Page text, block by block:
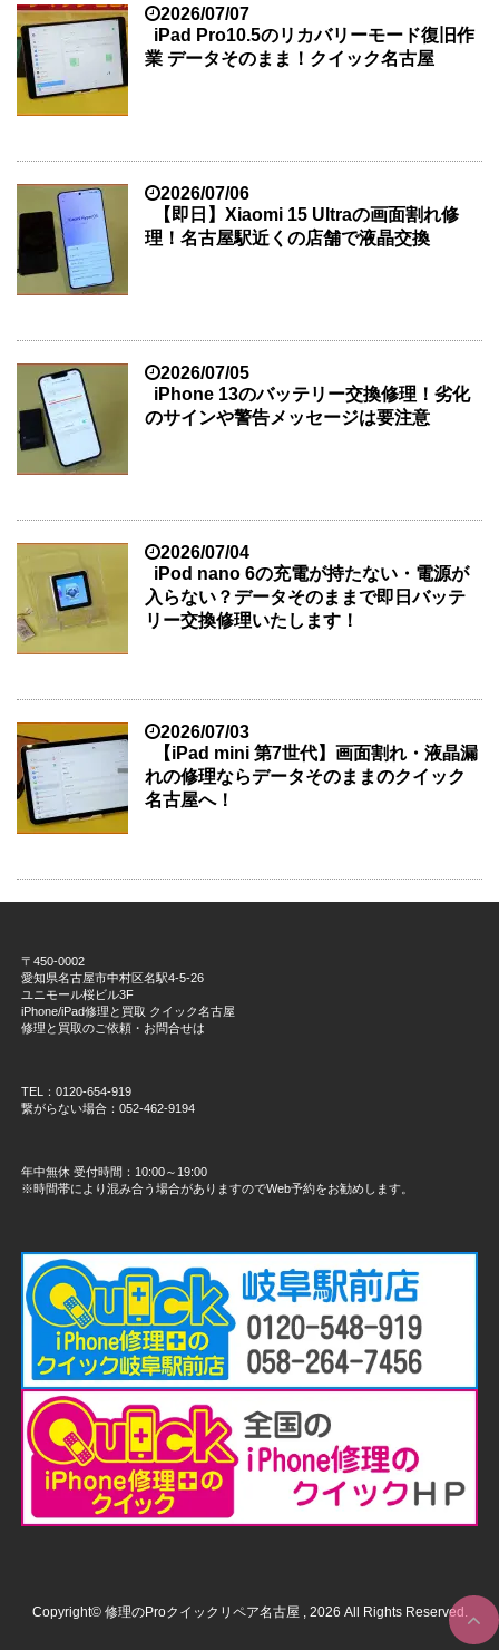
2026/07/07
iPad Pro10.5のリカバリーモード復旧作
業 データそのまま！クイック名古屋
2026/07/06
【即日】Xiaomi 15 Ultraの画面割れ修
理！名古屋駅近くの店舗で液晶交換
2026/07/05
iPhone 13のバッテリー交換修理！劣化
のサインや警告メッセージは要注意
2026/07/04
iPod nano 6の充電が持たない・電源が
入らない？データそのままで即日バッテ
リー交換修理いたします！
2026/07/03
【iPad mini 第7世代】画面割れ・液晶漏
れの修理ならデータそのままのクイック
名古屋へ！
〒450-0002
愛知県名古屋市中村区名駅4-5-26
ユニモール桜ビル3F
iPhone/iPad修理と買取 クイック名古屋
修理と買取のご依頼・お問合せは
TEL：0120-654-919
繋がらない場合：052-462-9194
年中無休 受付時間：10:00～19:00
※時間帯により混み合う場合がありますのでWeb予約をお勧めします。
Copyright© 修理のProクイックリペア名古屋 , 2026 All Rights Reserved.